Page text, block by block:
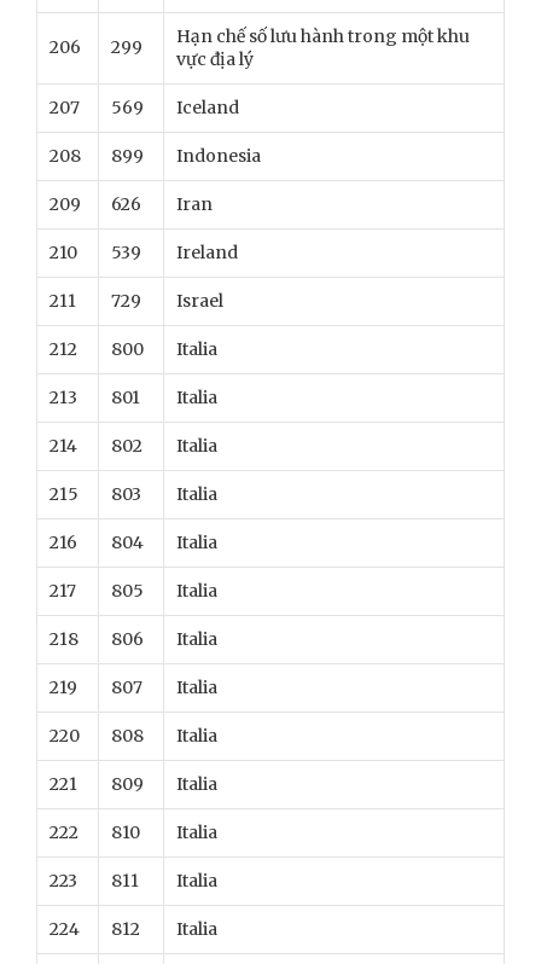
206 299
Hạn chế số lưu hành trong một khu
vực địa lý
207 569 Iceland
208 899 Indonesia
209 626 Iran
210 539 Ireland
211 729 Israel
212 800 Italia
213 801 Italia
214 802 Italia
215 803 Italia
216 804 Italia
217 805 Italia
218 806 Italia
219 807 Italia
220 808 Italia
221 809 Italia
222 810 Italia
223 811 Italia
224 812 Italia